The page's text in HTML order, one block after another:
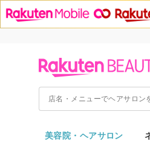
美容院・ヘアサロン